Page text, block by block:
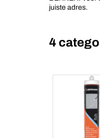
juiste adres.
4